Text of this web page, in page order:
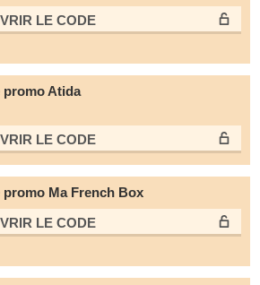
LE СODE
promo Atida
LE СODE
promo Ma French Box
LE СODE